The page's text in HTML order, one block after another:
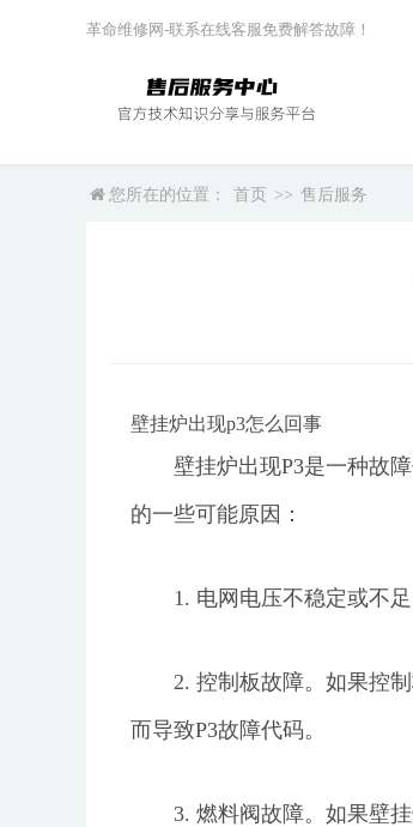
革命维修网-联系在线客服免费解答故障！
您所在的位置： 首页 >> 售后服务
壁挂炉出现p3怎么回事
壁挂炉出现P3是一种故
的一些可能原因：
1. 电网电压不稳定或不
2. 控制板故障。如果控
而导致P3故障代码。
3. 燃料阀故障。如果壁